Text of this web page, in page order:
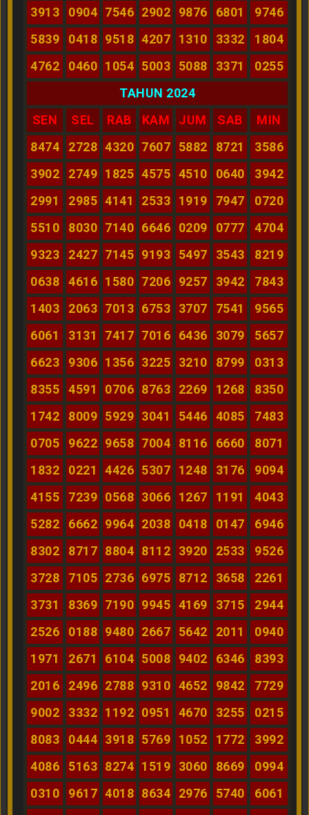
3913 0904 7546 2902 9876 6801
9746
5839
0418 9518 4207 1310 3332
1804
4762
0460 1054 5003 5088 3371
0255
TAHUN 2024
SEN
SEL RAB KAM JUM SAB
MIN
8474
2728 4320 7607 5882 8721
3586
3902
2749 1825 4575 4510 0640
3942
2991
2985 4141 2533 1919 7947
0720
5510
8030 7140 6646 0209 0777
4704
9323
2427 7145 9193 5497 3543
8219
0638
4616 1580 7206 9257 3942
7843
1403
2063 7013 6753 3707 7541
9565
6061
3131 7417 7016 6436 3079
5657
6623
9306 1356 3225 3210 8799
0313
8355
4591 0706 8763 2269 1268
8350
1742
8009 5929 3041 5446 4085
7483
0705
9622 9658 7004 8116 6660
8071
1832
0221 4426 5307 1248 3176
9094
4155
7239 0568 3066 1267 1191
4043
5282
6662 9964 2038 0418 0147
6946
8302
8717 8804 8112 3920 2533
9526
3728
7105 2736 6975 8712 3658
2261
3731
8369 7190 9945 4169 3715
2944
2526
0188 9480 2667 5642 2011
0940
1971
2671 6104 5008 9402 6346
8393
2016
2496 2788 9310 4652 9842
7729
9002
3332 1192 0951 4670 3255
0215
8083
0444 3918 5769 1052 1772
3992
4086
5163 8274 1519 3060 8669
0994
0310
9617 4018 8634 2976 5740
6061